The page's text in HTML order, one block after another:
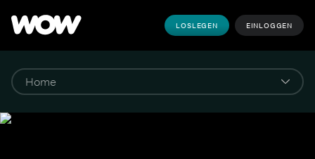
LOSLEGEN EINLOGGEN